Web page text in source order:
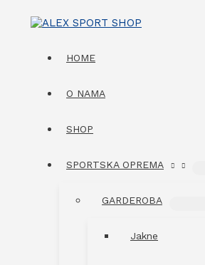
HOME
O NAMA
SHOP
SPORTSKA OPREMA
GARDEROBA
Jakne